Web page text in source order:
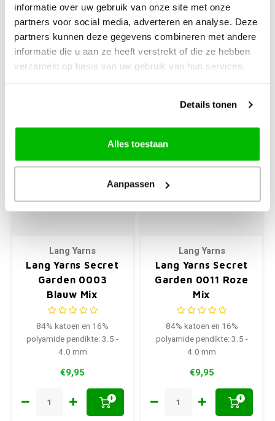
informatie over uw gebruik van onze site met onze
partners voor social media, adverteren en analyse. Deze
partners kunnen deze gegevens combineren met andere
informatie die u aan ze heeft verstrekt of die ze hebben
verzameld op basis van uw gebruik van hun services.
Details tonen
Alles toestaan
Aanpassen
84% katoen en 16%
polyamide pendikte: 3.5 -
4.0 mm
€9,95
84% katoen en 16%
polyamide pendikte: 3.5 -
4.0 mm
€9,95
Lang Yarns
Lang Yarns Secret
Garden 0003
Blauw Mix
84% katoen en 16%
polyamide pendikte: 3.5 -
4.0 mm
€9,95
+
Lang Yarns
Lang Yarns Secret
Garden 0011 Roze
Mix
84% katoen en 16%
polyamide pendikte: 3.5 -
4.0 mm
€9,95
+